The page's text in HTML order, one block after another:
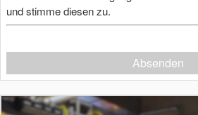
und stimme diesen zu.
Absenden